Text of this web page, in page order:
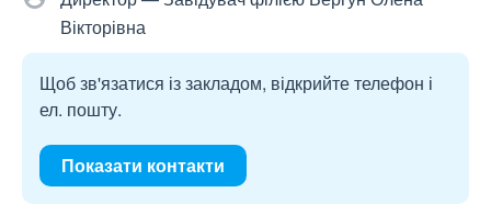
Вікторівна
Щоб зв'язатися із закладом, відкрийте телефон і
ел. пошту.
Показати контакти